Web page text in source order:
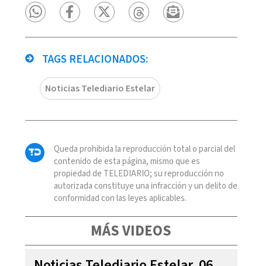
TAGS RELACIONADOS:
Noticias Telediario Estelar
Queda prohibida la reproducción total o parcial del
contenido de esta página, mismo que es
propiedad de TELEDIARIO; su reproducción no
autorizada constituye una infracción y un delito de
conformidad con las leyes aplicables.
MÁS VIDEOS